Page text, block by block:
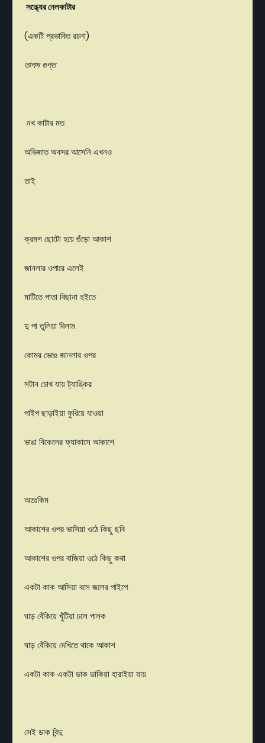
সন্ধ্যের নেলকাটার
(একটি প্রভাবিত রচনা)
তাপস গুপ্ত
নখ কাটার মত
অভিজাত অবসর আসেনি এখনও
তাই
ক্রমশ ছোটো হয়ে গুঁড়ো আকাশ
জানলার ওপারে এলেই
মাটিতে পাতা বিছানা হইতে
দু পা তুলিয়া দিলাম
কোমর ভেঙে জানলার ওপর
সটান চোখ যায় ট্যাঙ্কির
পাইপ ছাড়াইয়া ফুরিয়ে যাওয়া
ভাঙা বিকেলের ফ্যাকাসে আকাশে
অতঃকিম
আকাশের ওপর ভাসিয়া ওঠে কিছু ছবি
আকাশের ওপর বাজিয়া ওঠে কিছু কথা
একটা কাক আসিয়া বসে জলের পাইপে
ঘাড় বেঁকিয়ে খুঁটিয়া চলে পালক
ঘাড় বেঁকিয়ে দেখিতে থাকে আকাশ
একটা কাক একটা ডাক ডাকিয়া হারাইয়া যায়
সেই ডাক বিন্দু